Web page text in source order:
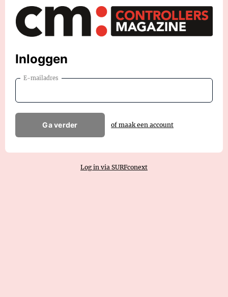
Inloggen
E-mailadres
Ga verder of maak een account
Log in via SURFconext